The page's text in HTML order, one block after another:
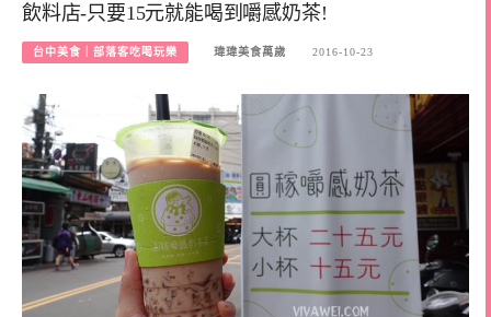
飲料店-只要15元就能喝到嚼感奶茶!
台中美食｜部落客吃喝玩樂 瑋瑋美食萬歲 2016-10-23